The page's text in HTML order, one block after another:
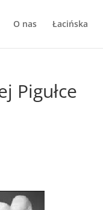
O nas Łacińska
Pigułce